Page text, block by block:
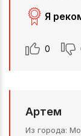
Я
0
Артем
Из города